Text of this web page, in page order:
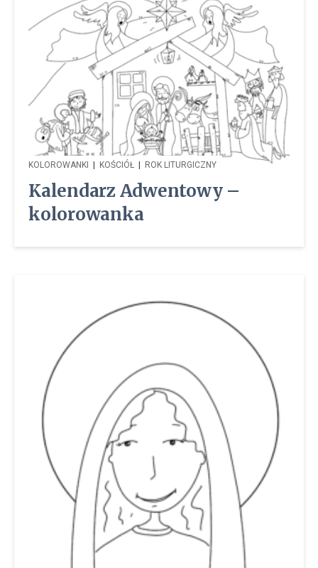
KOLOROWANKI | KOŚCIÓŁ | ROK LITURGICZNY
Kalendarz Adwentowy –
kolorowanka